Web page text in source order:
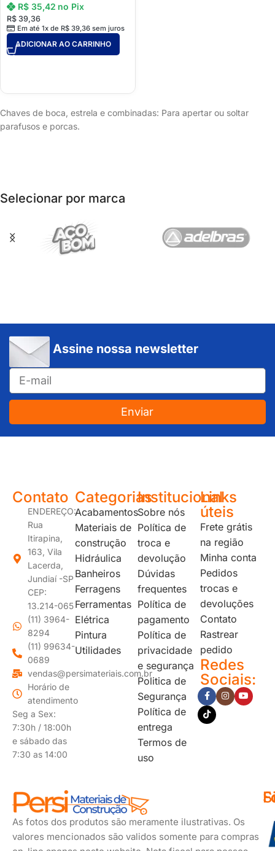
R$ 39,36
Em até 1x de R$39,36sem juros
R$35,42 no Pix
ADICIONAR AO CARRINHO
Chaves de boca, estrela e combinadas: Para apertar ou soltar
parafusos e porcas.
Selecionar por marca
Assine nossa newsletter
Enviar
Contato
ENDEREÇO:
Rua
Itirapina,
163, Vila
Lacerda,
Jundiaí -SP
CEP:
13.214-065
(11) 3964-
8294
(11) 99634-
0689
vendas@persimateriais.com.br
Horário de
atendimento
Seg a Sex:
7:30h / 18:00h
e sábado das
7:30 as 14:00
Categorias
Acabamentos
Materiais de
construção
Hidráulica
Banheiros
Ferragens
Ferramentas
Elétrica
Pintura
Utilidades
Institucional
Sobre nós
Política de
troca e
devolução
Dúvidas
frequentes
Política de
pagamento
Política de
privacidade
e segurança
Politica de
Segurança
Política de
entrega
Termos de
uso
Links
úteis
Frete grátis
na região
Minha conta
Pedidos
trocas e
devoluções
Contato
Rastrear
pedido
Redes
Sociais:
As fotos dos produtos são meramente ilustrativas. Os
valores mencionados são validos somente para compras